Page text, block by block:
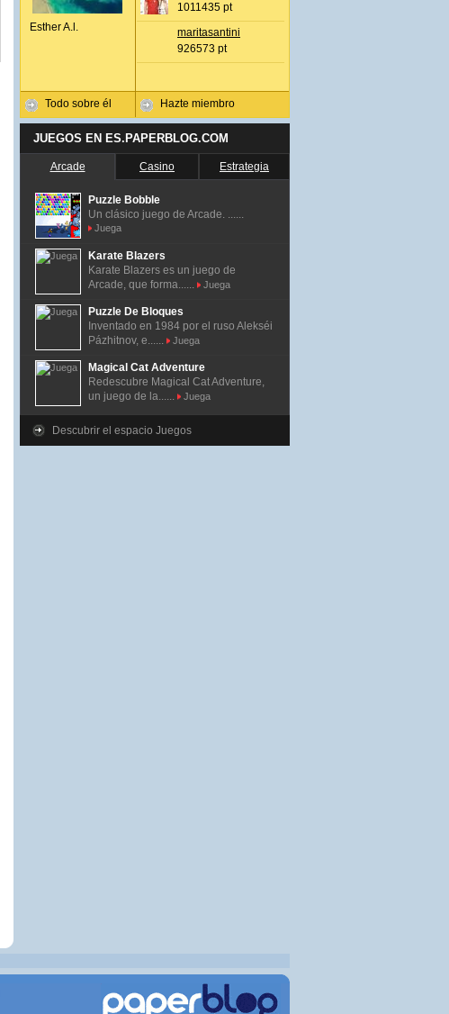
Esther A.l.
Todo sobre él
1011435 pt
maritasantini
926573 pt
Hazte miembro
JUEGOS EN ES.PAPERBLOG.COM
Arcade Casino Estrategia
Puzzle Bobble
Un clásico juego de Arcade. ......
Juega
Karate Blazers
Karate Blazers es un juego de
Arcade, que forma......
Juega
Puzzle De Bloques
Inventado en 1984 por el ruso Alekséi
Pázhitnov, e......
Juega
Magical Cat Adventure
Redescubre Magical Cat Adventure,
un juego de la......
Juega
Descubrir el espacio Juegos